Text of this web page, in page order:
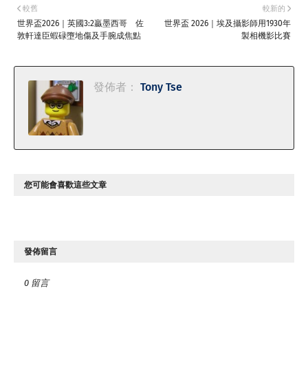
較新的
世界盃 2026｜埃及攝影師用1930年
製相機影比賽
較舊
世界盃2026｜英國3:2贏墨西哥 佐
敦軒達臣蝦碌墮地傷及手腕成焦點
發佈者： Tony Tse
您可能會喜歡這些文章
發佈留言
0 留言